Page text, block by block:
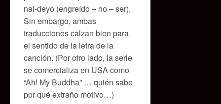
nai-deyo (engreído – no – ser).
Sin embargo, ambas
traducciones calzan bien para
el sentido de la letra de la
canción. (Por otro lado, la serie
se comercializa en USA como
“Ah! My Buddha” … quién sabe
por qué extraño motivo…)